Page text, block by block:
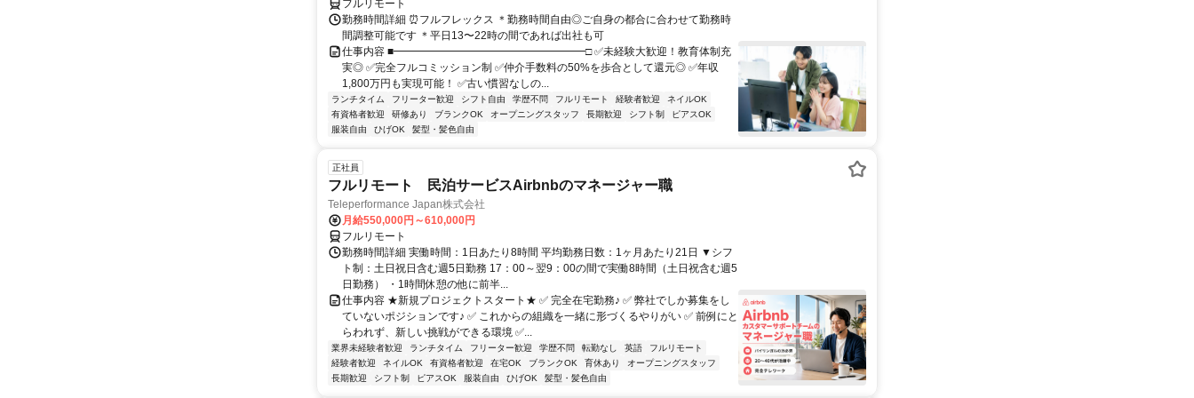
フルリモート
勤務時間詳細 ⏰フルフレックス ＊勤務時間自由◎ご自身の都合に合わせて勤務時
間調整可能です ＊平日13〜22時の間であれば出社も可
仕事内容 ■━━━━━━━━━━━━━━━━━━□ ✅未経験大歓迎！教育体制充
実◎ ✅完全フルコミッション制 ✅仲介手数料の50%を歩合として還元◎ ✅年収
1,800万円も実現可能！ ✅古い慣習なしの...
ランチタイム フリーター歓迎 シフト自由 学歴不問 フルリモート 経験者歓迎
ネイルOK
有資格者歓迎
研修あり ブランクOK オープニングスタッフ 長期歓迎 シフト制
ピアスOK
服装自由
ひげOK 髪型・髪色自由
正社員
フルリモート 民泊サービスAirbnbのマネージャー職
Teleperformance Japan株式会社
月給550,000円～610,000円
フルリモート
勤務時間詳細 実働時間：1日あたり8時間 平均勤務日数：1ヶ月あたり21日 ▼シフ
ト制：土日祝日含む週5日勤務 17：00～翌9：00の間で実働8時間（土日祝含む週5
日勤務） ・1時間休憩の他に前半...
仕事内容 ★新規プロジェクトスタート★ ✅ 完全在宅勤務♪ ✅ 弊社でしか募集をし
ていないポジションです♪ ✅ これからの組織を一緒に形づくるやりがい ✅ 前例にと
らわれず、新しい挑戦ができる環境 ✅...
業界未経験者歓迎 ランチタイム フリーター歓迎 学歴不問 転勤なし 英語
フルリモート
経験者歓迎
ネイルOK 有資格者歓迎 在宅OK ブランクOK 育休あり
オープニングスタッフ
長期歓迎
シフト制 ピアスOK 服装自由 ひげOK 髪型・髪色自由